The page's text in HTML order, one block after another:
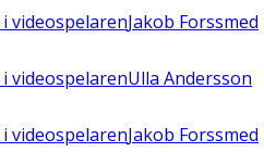
i videospelarenJakob Forssmed
i videospelarenUlla Andersson
i videospelarenJakob Forssmed